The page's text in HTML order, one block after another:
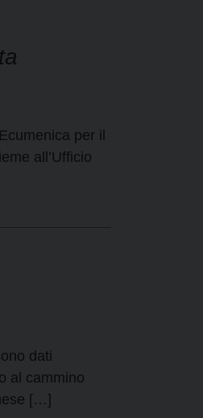
per il
all’Ufficio
dati
al cammino
[…]